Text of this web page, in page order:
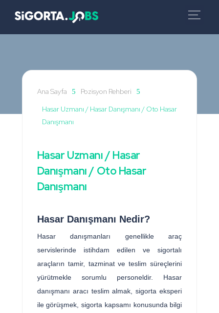
Ana Sayfa 5 Pozisyon Rehberi 5
Hasar Uzmanı / Hasar Danışmanı / Oto Hasar
Danışmanı
Hasar Uzmanı / Hasar
Danışmanı / Oto Hasar
Danışmanı
Hasar Danışmanı Nedir?
Hasar danışmanları genellikle araç
servislerinde istihdam edilen ve sigortalı
araçların tamir, tazminat ve teslim süreçlerini
yürütmekle sorumlu personeldir. Hasar
danışmanı aracı teslim almak, sigorta eksperi
ile görüşmek, sigorta kapsamı konusunda bilgi